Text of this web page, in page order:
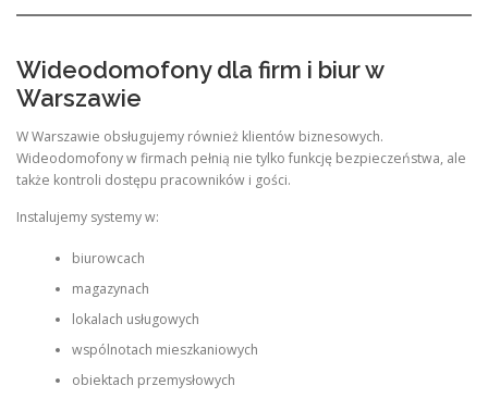
Wideodomofony dla firm i biur w
Warszawie
W Warszawie obsługujemy również klientów biznesowych.
Wideodomofony w firmach pełnią nie tylko funkcję bezpieczeństwa, ale
także kontroli dostępu pracowników i gości.
Instalujemy systemy w:
biurowcach
magazynach
lokalach usługowych
wspólnotach mieszkaniowych
obiektach przemysłowych